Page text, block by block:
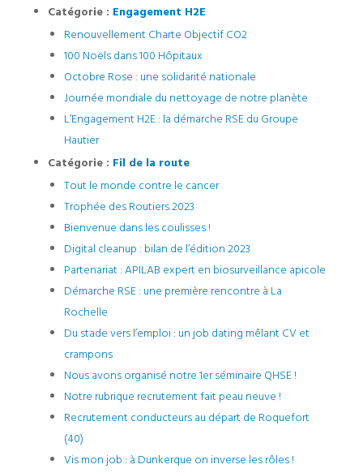
Catégorie : Engagement H2E
Renouvellement Charte Objectif CO2
100 Noëls dans 100 Hôpitaux
Octobre Rose : une solidarité nationale
Journée mondiale du nettoyage de notre planète
L’Engagement H2E : la démarche RSE du Groupe
Hautier
Catégorie : Fil de la route
Tout le monde contre le cancer
Trophée des Routiers 2023
Bienvenue dans les coulisses !
Digital cleanup : bilan de l’édition 2023
Partenariat : APILAB expert en biosurveillance apicole
Démarche RSE : une première rencontre à La
Rochelle
Du stade vers l’emploi : un job dating mêlant CV et
crampons
Nous avons organisé notre 1er séminaire QHSE !
Notre rubrique recrutement fait peau neuve !
Recrutement conducteurs au départ de Roquefort
(40)
Vis mon job : à Dunkerque on inverse les rôles !